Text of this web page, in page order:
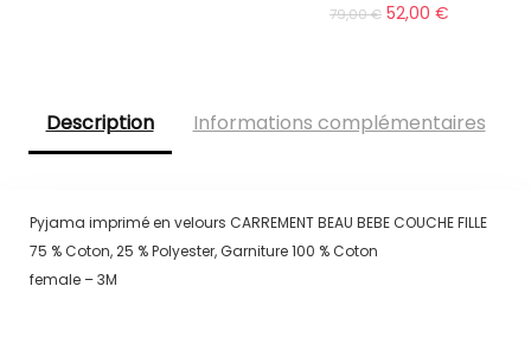
79,00€ 52,00 €
Description Informations complémentaires
Pyjama imprimé en velours CARREMENT BEAU BEBE COUCHE FILLE
75 % Coton, 25 % Polyester, Garniture 100 % Coton
female – 3M